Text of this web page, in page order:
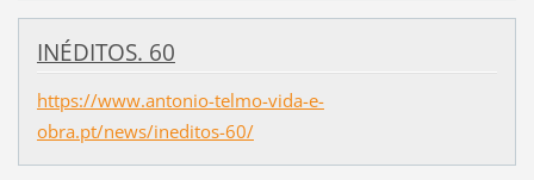
INÉDITOS. 60
https://www.antonio-telmo-vida-e-
obra.pt/news/ineditos-60/